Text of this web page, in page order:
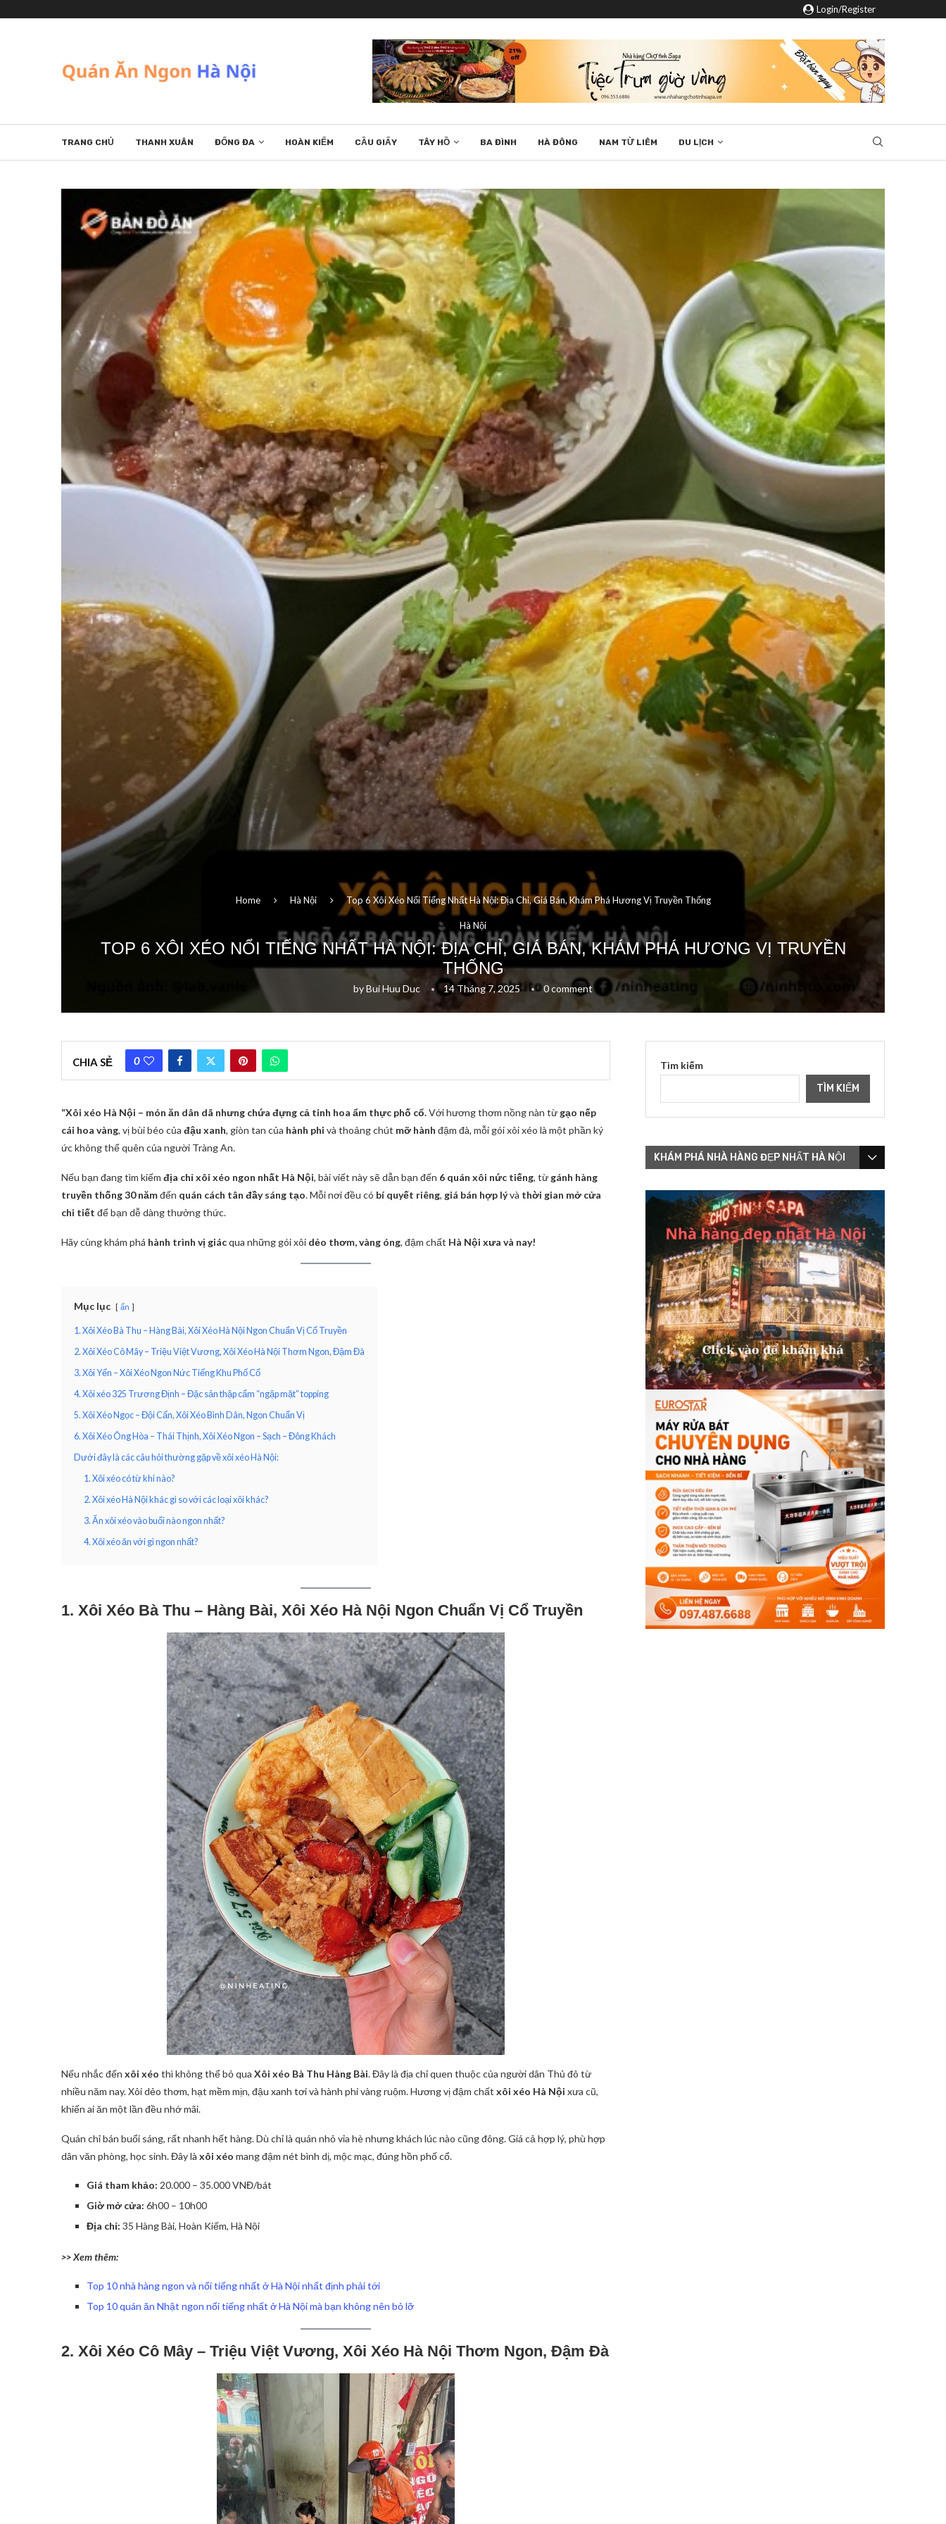
Login/Register
TRANG CHỦ THANH XUÂN ĐỐNG ĐA HOÀN KIẾM CẦU GIẤY TÂY HỒ BA ĐÌNH HÀ ĐÔNG NAM TỪ LIÊM DU LỊCH
Home Hà Nội Top 6 Xôi Xéo Nổi Tiếng Nhất Hà Nội: Địa Chỉ, Giá Bán, Khám Phá Hương Vị Truyền Thống
Hà Nội
TOP 6 XÔI XÉO NỔI TIẾNG NHẤT HÀ NỘI: ĐỊA CHỈ, GIÁ BÁN, KHÁM PHÁ HƯƠNG VỊ TRUYỀN
THỐNG
byBui Huu Duc 14 Tháng 7, 2025 0 comment
CHIA SẺ 0
“Xôi xéo Hà Nội – món ăn dân dã nhưng chứa đựng cả tinh hoa ẩm thực phố cổ.Với hương thơm nồng nàn từ gạo nếp
cái hoa vàng, vị bùi béo của đậu xanh, giòn tan của hành phi và thoảng chút mỡ hành đậm đà, mỗi gói xôi xéo là một phần ký
ức không thể quên của người Tràng An.
Nếu bạn đang tìm kiếm địa chỉ xôi xéo ngon nhất Hà Nội, bài viết này sẽ dẫn bạn đến 6 quán xôi nức tiếng, từ gánh hàng
truyền thống 30 nămđến quán cách tân đầy sáng tạo. Mỗi nơi đều có bí quyết riêng, giá bán hợp lývà thời gian mở cửa
chi tiết để bạn dễ dàng thưởng thức.
Hãy cùng khám phá hành trình vị giácqua những gói xôi dẻo thơm, vàng óng, đậm chất Hà Nội xưa và nay!
Mục lục ẩn
1. Xôi Xéo Bà Thu – Hàng Bài, Xôi Xéo Hà Nội Ngon Chuẩn Vị Cổ Truyền
2. Xôi Xéo Cô Mây – Triệu Việt Vương, Xôi Xéo Hà Nội Thơm Ngon, Đậm Đà
3. Xôi Yến – Xôi Xéo Ngon Nức Tiếng Khu Phố Cổ
4. Xôi xéo 325 Trương Định – Đặc sản thập cẩm “ngập mặt” topping
5. Xôi Xéo Ngọc – Đội Cấn, Xôi Xéo Bình Dân, Ngon Chuẩn Vị
6. Xôi Xéo Ông Hòa – Thái Thịnh, Xôi Xéo Ngon – Sạch – Đông Khách
Dưới đây là các câu hỏi thường gặp về xôi xéo Hà Nội:
1. Xôi xéo có từ khi nào?
2. Xôi xéo Hà Nội khác gì so với các loại xôi khác?
3. Ăn xôi xéo vào buổi nào ngon nhất?
4. Xôi xéo ăn với gì ngon nhất?
1. Xôi Xéo Bà Thu – Hàng Bài, Xôi Xéo Hà Nội Ngon Chuẩn Vị Cổ Truyền
Nếu nhắc đến xôi xéo thì không thể bỏ qua Xôi xéo Bà Thu Hàng Bài. Đây là địa chỉ quen thuộc của người dân Thủ đô từ
nhiều năm nay. Xôi dẻo thơm, hạt mềm mịn, đậu xanh tơi và hành phi vàng ruộm. Hương vị đậm chất xôi xéo Hà Nội xưa cũ,
khiến ai ăn một lần đều nhớ mãi.
Quán chỉ bán buổi sáng, rất nhanh hết hàng. Dù chỉ là quán nhỏ vỉa hè nhưng khách lúc nào cũng đông. Giá cả hợp lý, phù hợp
dân văn phòng, học sinh. Đây là xôi xéo mang đậm nét bình dị, mộc mạc, đúng hồn phố cổ.
Giá tham khảo: 20.000 – 35.000 VNĐ/bát
Giờ mở cửa: 6h00 – 10h00
Địa chỉ: 35 Hàng Bài, Hoàn Kiếm, Hà Nội
>> Xem thêm:
Top 10 nhà hàng ngon và nổi tiếng nhất ở Hà Nội nhất định phải tới
Top 10 quán ăn Nhật ngon nổi tiếng nhất ở Hà Nội mà bạn không nên bỏ lỡ
2. Xôi Xéo Cô Mây – Triệu Việt Vương, Xôi Xéo Hà Nội Thơm Ngon, Đậm Đà
Tìm kiếm
TÌM KIẾM
KHÁM PHÁ NHÀ HÀNG ĐẸP NHẤT HÀ NỘI